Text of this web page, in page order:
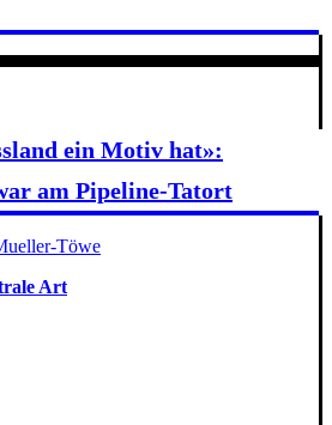
ein Motiv hat»:
am Pipeline-Tatort
Töwe
Art